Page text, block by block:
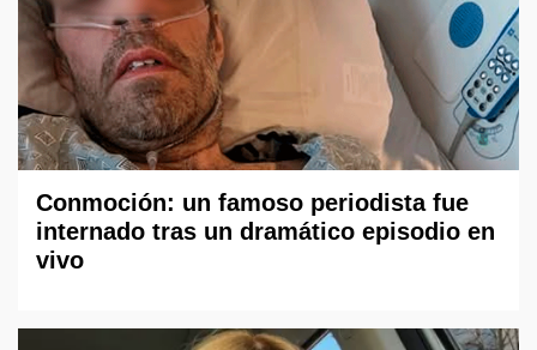
Conmoción: un famoso periodista fue
internado tras un dramático episodio en
vivo